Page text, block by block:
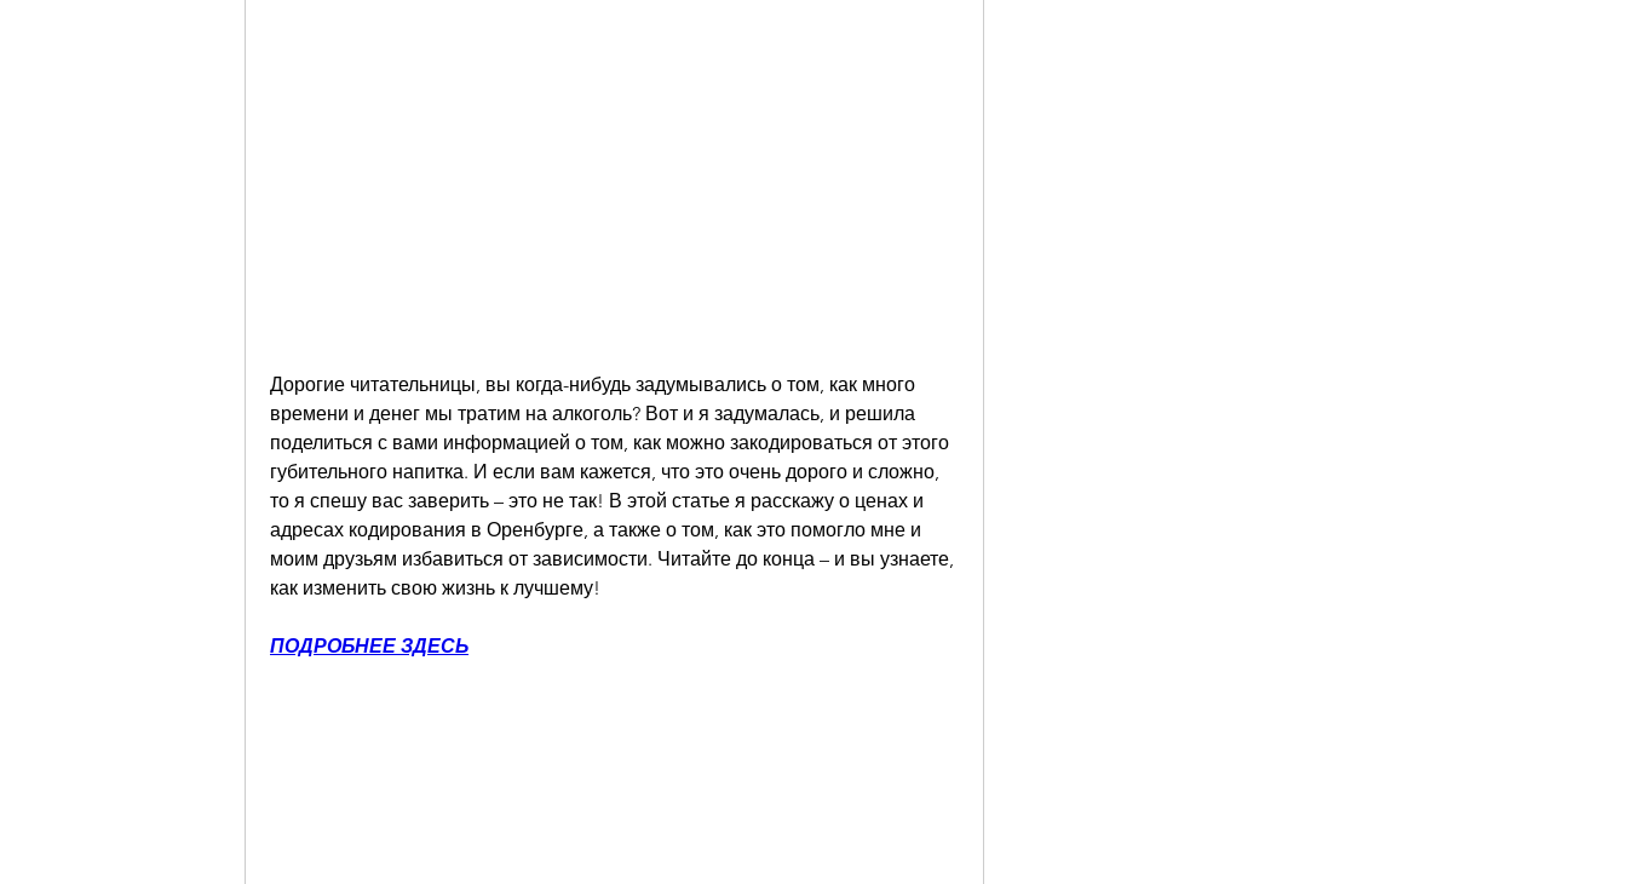
Дорогие читательницы, вы когда-нибудь задумывались о том, как много
времени и денег мы тратим на алкоголь? Вот и я задумалась, и решила
поделиться с вами информацией о том, как можно закодироваться от этого
губительного напитка. И если вам кажется, что это очень дорого и сложно,
то я спешу вас заверить – это не так! В этой статье я расскажу о ценах и
адресах кодирования в Оренбурге, а также о том, как это помогло мне и
моим друзьям избавиться от зависимости. Читайте до конца – и вы узнаете,
как изменить свою жизнь к лучшему!
ПОДРОБНЕЕ ЗДЕСЬ